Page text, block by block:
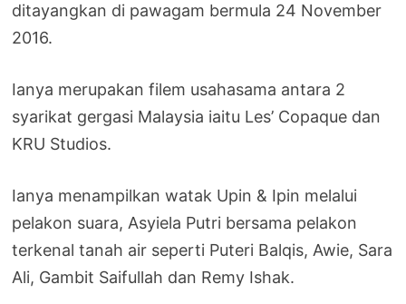
ditayangkan di pawagam bermula 24 November
2016.
Ianya merupakan filem usahasama antara 2
syarikat gergasi Malaysia iaitu Les’ Copaque dan
KRU Studios.
Ianya menampilkan watak Upin & Ipin melalui
pelakon suara, Asyiela Putri bersama pelakon
terkenal tanah air seperti Puteri Balqis, Awie, Sara
Ali, Gambit Saifullah dan Remy Ishak.